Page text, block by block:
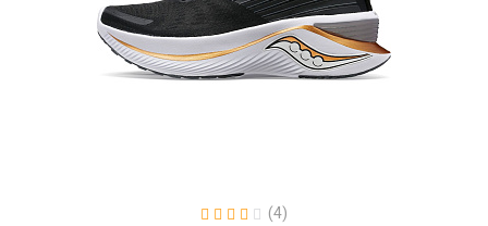
(4)